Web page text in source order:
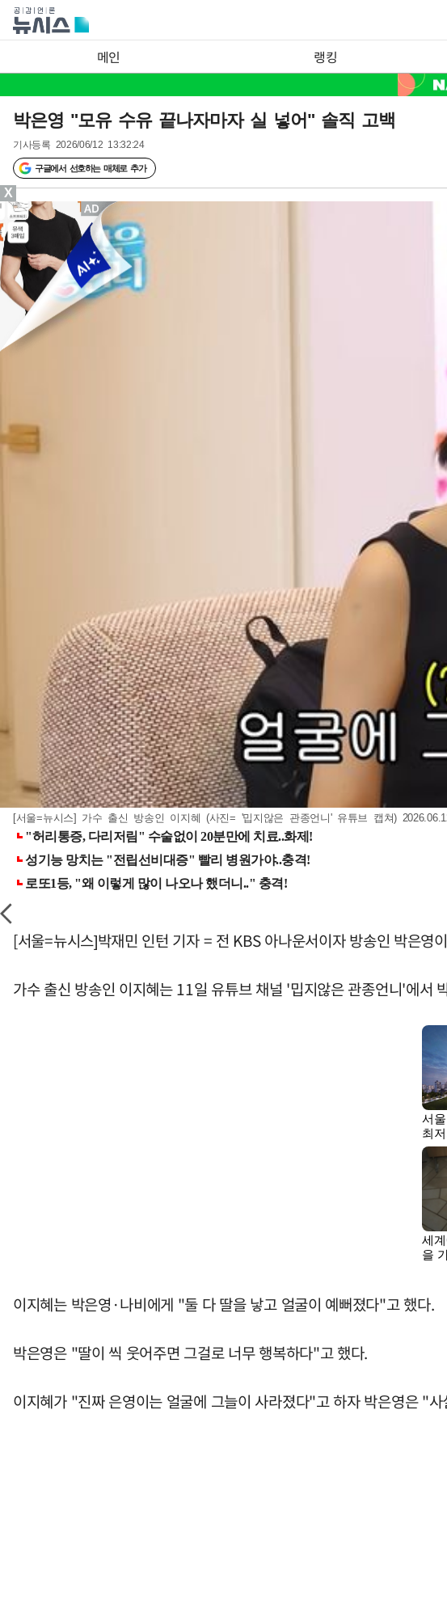
메인 랭킹
박은영 "모유 수유 끝나자마자 실 넣어" 솔직 고백
기사등록 2026/06/12 13:32:24
구글에서 선호하는 매체로 추가
[서울=뉴시스] 가수 출신 방송인 이지혜 (사진= '밉지않은 관종언니' 유튜브 캡쳐)
[서울=뉴시스]박재민 인턴 기자 = 전 KBS 아나운서이자 방송인 박은
가수 출신 방송인 이지혜는 11일 유튜브 채널 '밉지않은 관종언니'에서
이지혜는 박은영·나비에게 "둘 다 딸을 낳고 얼굴이 예뻐졌다"고 했다.
박은영은 "딸이 씩 웃어주면 그걸로 너무 행복하다"고 했다.
이지혜가 "진짜 은영이는 얼굴에 그늘이 사라졌다"고 하자 박은영은 "
X